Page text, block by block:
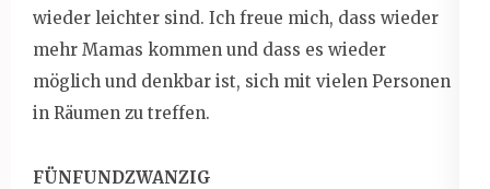
wieder leichter sind. Ich freue mich, dass wieder
mehr Mamas kommen und dass es wieder
möglich und denkbar ist, sich mit vielen Personen
in Räumen zu treffen.
FÜNFUNDZWANZIG